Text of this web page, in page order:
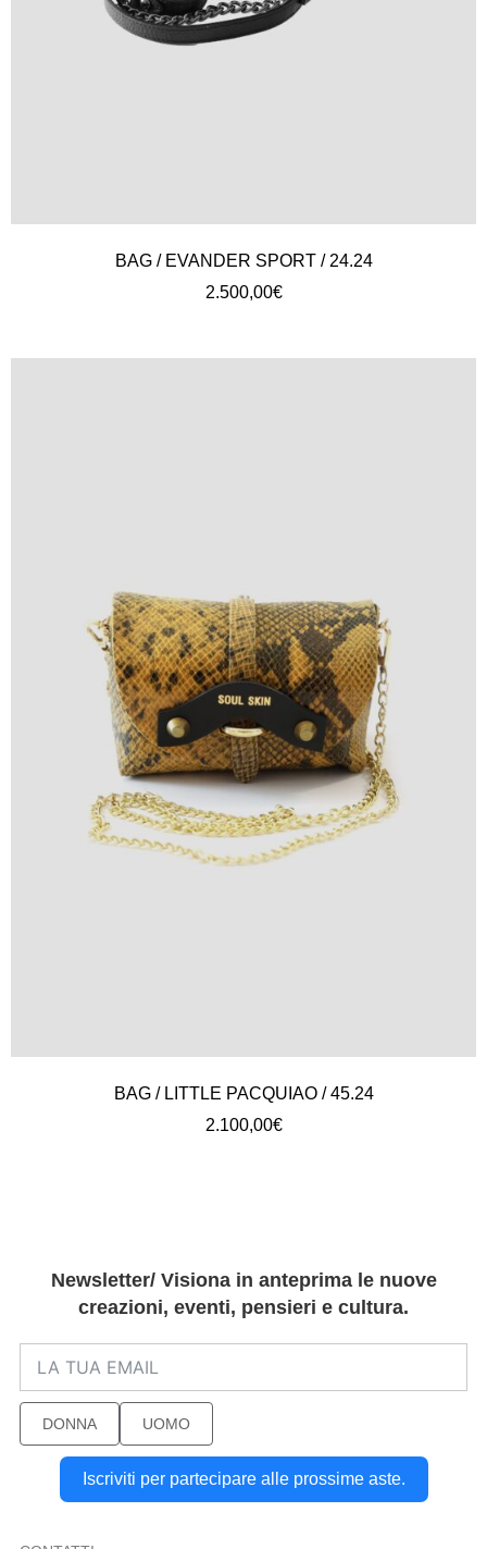
BAG / EVANDER SPORT / 24.24
2.500,00€
BAG / LITTLE PACQUIAO / 45.24
2.100,00€
Newsletter/ Visiona in anteprima le nuove
creazioni, eventi, pensieri e cultura.
DONNA UOMO
Iscriviti per partecipare alle prossime aste.